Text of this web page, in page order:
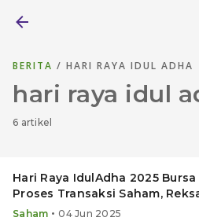
BERITA / HARI RAYA IDUL ADHA
hari raya idul
6 artikel
Hari Raya IdulAdha 2025
Proses Transaksi Saham,
& Emas di Bareksa
Saham • 04 Jun 2025